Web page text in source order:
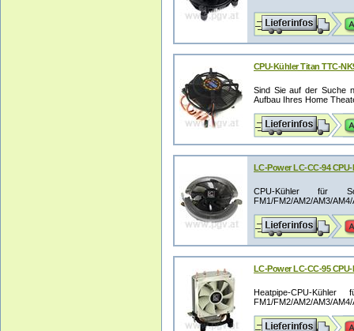
CPU-Kühler Titan TTC-
Sind Sie auf der Suche
Aufbau Ihres Home
LC-Power LC-CC-94
CPU-Kühler für
FM1/FM2/AM2/AM3/
LC-Power LC-CC-95
Heatpipe-CPU-
FM1/FM2/AM2/AM3/